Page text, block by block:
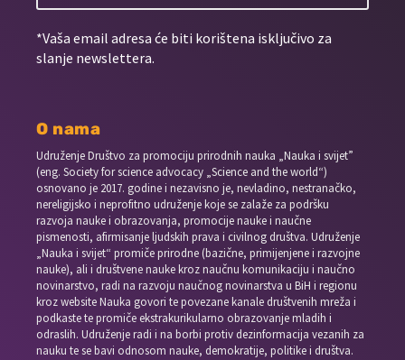
*Vaša email adresa će biti korištena isključivo za
slanje newslettera.
O nama
Udruženje Društvo za promociju prirodnih nauka „Nauka i svijet”
(eng. Society for science advocacy „Science and the world“)
osnovano je 2017. godine i nezavisno je, nevladino, nestranačko,
nereligijsko i neprofitno udruženje koje se zalaže za podršku
razvoja nauke i obrazovanja, promocije nauke i naučne
pismenosti, afirmisanje ljudskih prava i civilnog društva. Udruženje
„Nauka i svijet“ promiče prirodne (bazične, primijenjene i razvojne
nauke), ali i društvene nauke kroz naučnu komunikaciju i naučno
novinarstvo, radi na razvoju naučnog novinarstva u BiH i regionu
kroz website Nauka govori te povezane kanale društvenih mreža i
podkaste te promiče ekstrakurikularno obrazovanje mladih i
odraslih. Udruženje radi i na borbi protiv dezinformacija vezanih za
nauku te se bavi odnosom nauke, demokratije, politike i društva.